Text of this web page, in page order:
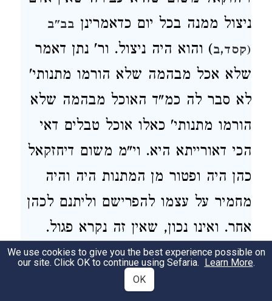
ניצול ממנה בכל יום כדאמרינן בב"ב
(קסד,ב) והוא היה ניצול. ור' נתן דאמר
שלא אכל מבהמה שלא הורמו מתנותי'
לא סבר לה כמ"ד האוכל מבהמה שלא
הורמו מתנותי' כאלו אוכל טבלים דאי
הכי דאורייתא היא. וי"מ משום דיחזקאל
כהן היה ופטור מן המתנות היה והיה
מחמיר על עצמו להפרישם וליתנם לכהן
אחר. ואינו נכון, שאין זה נקרא פגול.
38a
We use cookies to give you the best experience possible on
our site. Click OK to continue using Sefaria. Learn More.
OK